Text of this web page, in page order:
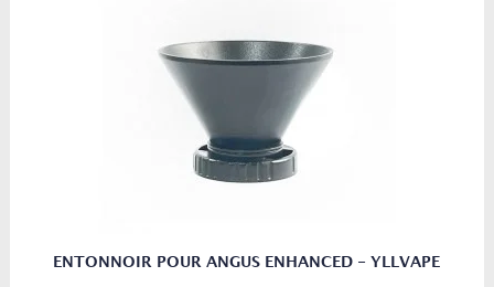
ENTONNOIR POUR ANGUS ENHANCED - YLLVAPE